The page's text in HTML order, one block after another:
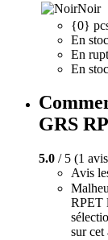
Noir
{0}
En
En
En
GRS
5.0 / 5 (1
Avis
RPET
sur cet